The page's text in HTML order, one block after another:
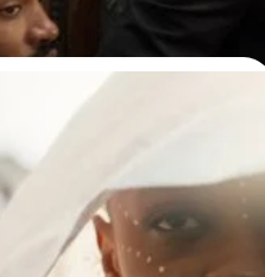
2’ มี End Credit
น
การเปิดเผยข้อมูลของ ‘Black
สำหรับใครที่ไปดู ‘Black